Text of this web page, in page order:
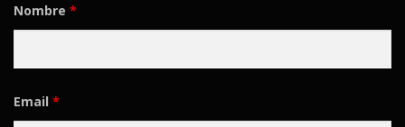
Nombre *
Email *